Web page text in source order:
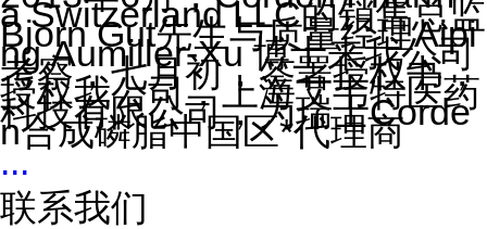
a Switzerland LLC的销售总监
Bjorn Gut先生与质量经理Aipi
ng Aumiller-Xu 博士来我公司
考察，七月初，签署授权书，
授权我公司，上海艾韦特医药
科技有限公司，为瑞士Corde
n合成磷脂中国区*代理商
...
联系我们